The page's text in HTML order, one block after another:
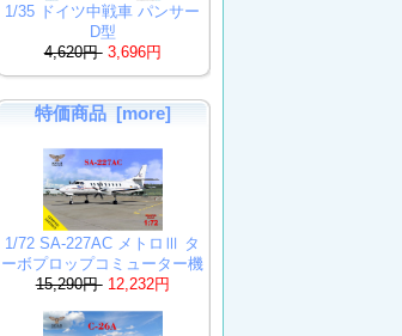
1/35 ドイツ中戦車 パンサー
D型
4,620円 3,696円
特価商品 [more]
1/72 SA-227AC メトロⅢ タ
ーボプロップコミューター機
15,290円 12,232円